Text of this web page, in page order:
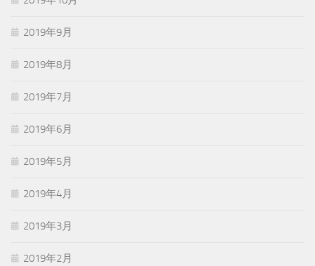
2019年9月
2019年8月
2019年7月
2019年6月
2019年5月
2019年4月
2019年3月
2019年2月